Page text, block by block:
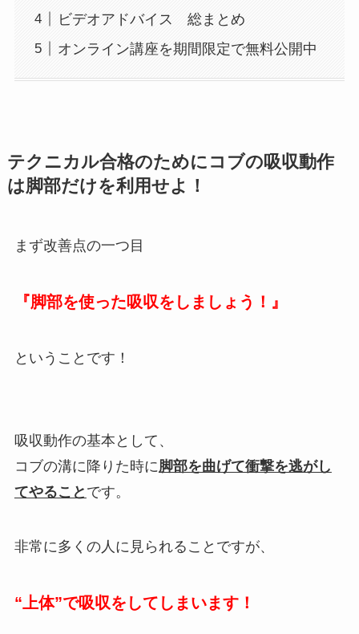
ビデオアドバイス 総まとめ
オンライン講座を期間限定で無料公開中
テクニカル合格のためにコブの吸収動作
は脚部だけを利用せよ！
まず改善点の一つ目
『脚部を使った吸収をしましょう！』
ということです！
吸収動作の基本として、
コブの溝に降りた時に脚部を曲げて衝撃を逃がし
てやること です。
非常に多くの人に見られることですが、
“上体”で吸収をしてしまいます！